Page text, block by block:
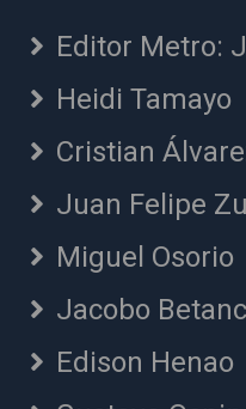
Editor Metro:
Heidi Tamayo
Cristian
Juan Felipe
Miguel Osorio
Jacobo
Edison Henao